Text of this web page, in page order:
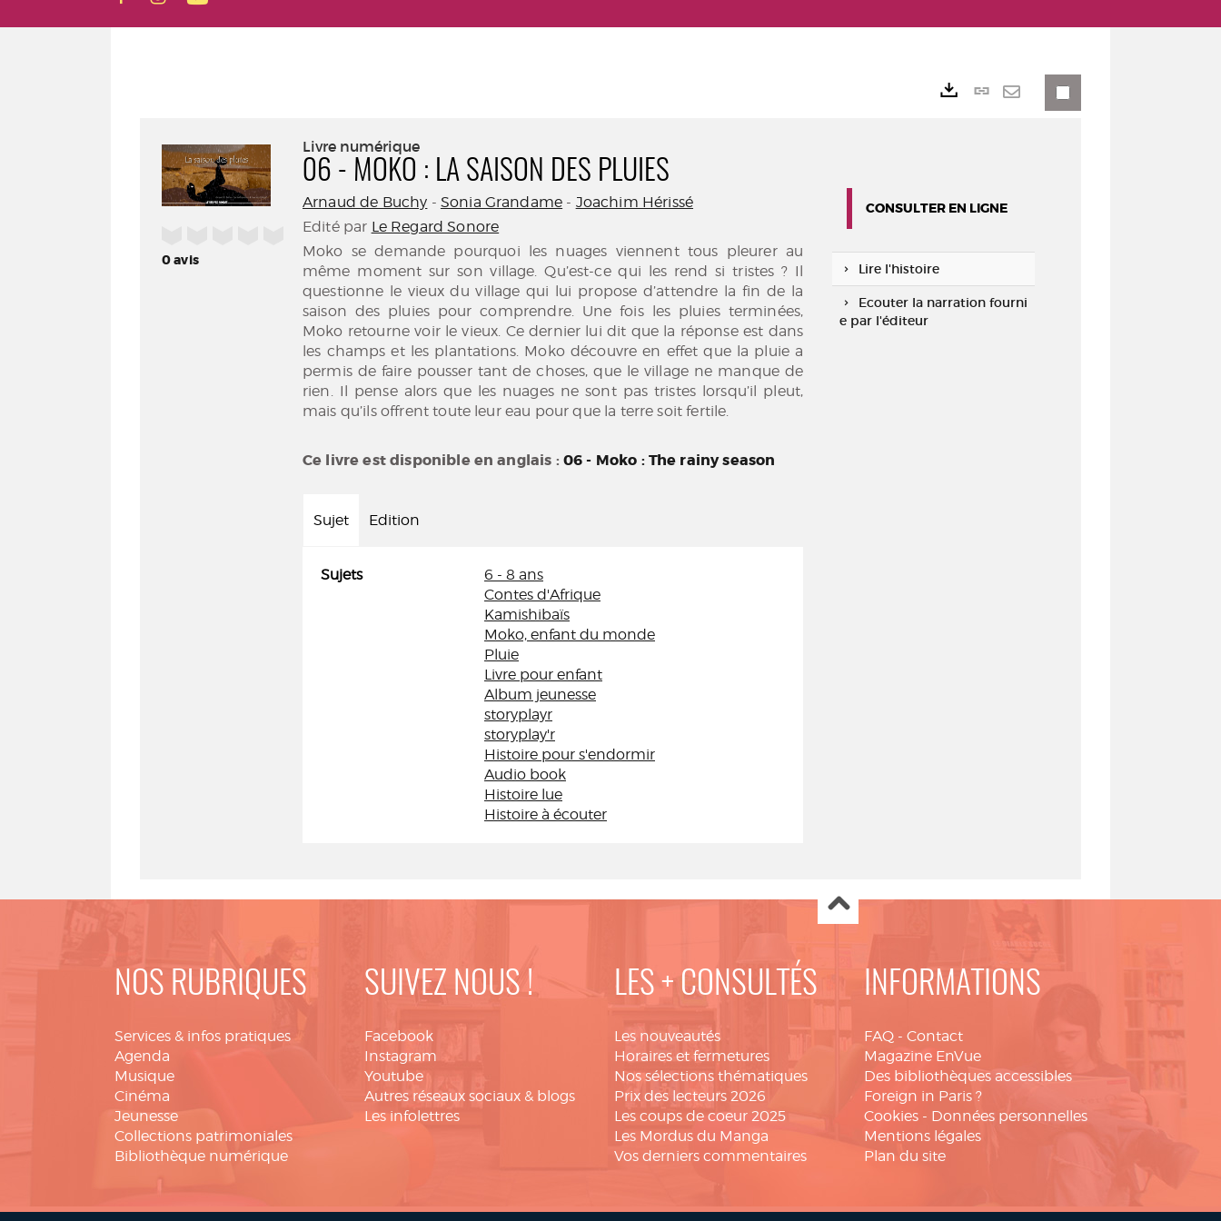
0avis
Livre numérique
06 - MOKO : LA SAISON DES PLUIES
Arnaud de Buchy - Sonia Grandame - Joachim Hérissé
Edité par Le Regard Sonore
Moko se demande pourquoi les nuages viennent tous pleurer au
même moment sur son village. Qu’est-ce qui les rend si tristes ? Il
questionne le vieux du village qui lui propose d’attendre la fin de la
saison des pluies pour comprendre. Une fois les pluies terminées,
Moko retourne voir le vieux. Ce dernier lui dit que la réponse est dans
les champs et les plantations. Moko découvre en effet que la pluie a
permis de faire pousser tant de choses, que le village ne manque de
rien. Il pense alors que les nuages ne sont pas tristes lorsqu’il pleut,
mais qu’ils offrent toute leur eau pour que la terre soit fertile.
Ce livre est disponible en anglais : 06 - Moko : The rainy season
Sujet Edition
Sujets
6 - 8 ans
Contes d'Afrique
Kamishibaïs
Moko, enfant du monde
Pluie
Livre pour enfant
Album jeunesse
storyplayr
storyplay'r
Histoire pour s'endormir
Audio book
Histoire lue
Histoire à écouter
Lien
CONSULTER EN LIGNE
Lire l'histoire
Ecouter la narration fourni
e par l'éditeur
NOS RUBRIQUES
Services & infos pratiques
Agenda
Musique
Cinéma
Jeunesse
Collections patrimoniales
Bibliothèque numérique
SUIVEZ NOUS !
Facebook
Instagram
Youtube
Autres réseaux sociaux & blogs
Les infolettres
LES + CONSULTÉS
Les nouveautés
Horaires et fermetures
Nos sélections thématiques
Prix des lecteurs 2026
Les coups de coeur 2025
Les Mordus du Manga
Vos derniers commentaires
INFORMATIONS
FAQ - Contact
Magazine EnVue
Des bibliothèques accessibles
Foreign in Paris ?
Cookies - Données personnelles
Mentions légales
Plan du site